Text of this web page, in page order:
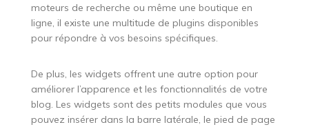
moteurs de recherche ou même une boutique en
ligne, il existe une multitude de plugins disponibles
pour répondre à vos besoins spécifiques.
De plus, les widgets offrent une autre option pour
améliorer l’apparence et les fonctionnalités de votre
blog. Les widgets sont des petits modules que vous
pouvez insérer dans la barre latérale, le pied de page